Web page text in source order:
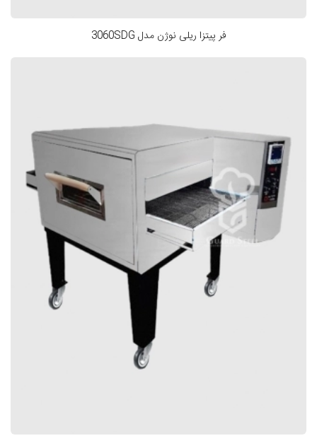
فر پیتزا ریلی نوژن مدل 3060SDG